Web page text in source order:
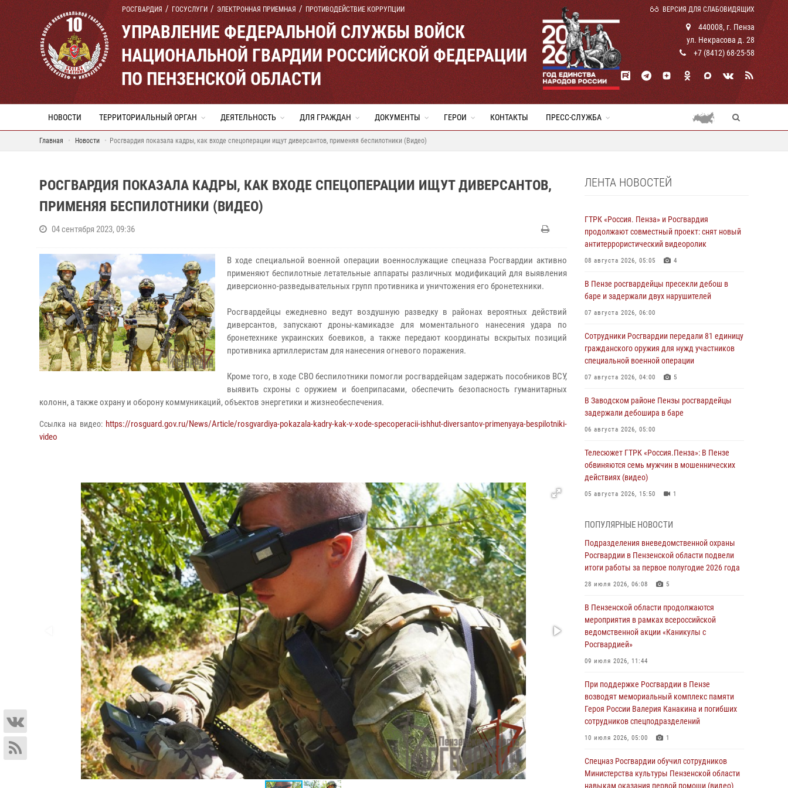
РОСГВАРДИЯ ГОСУСЛУГИ ЭЛЕКТРОННАЯ ПРИЕМНАЯ ПРОТИВОДЕЙСТВИЕ КОРРУПЦИИ ВЕРСИЯ ДЛЯ СЛАБОВИДЯЩИХ
УПРАВЛЕНИЕ ФЕДЕРАЛЬНОЙ СЛУЖБЫ ВОЙСК
НАЦИОНАЛЬНОЙ ГВАРДИИ РОССИЙСКОЙ ФЕДЕРАЦИИ
ПО ПЕНЗЕНСКОЙ ОБЛАСТИ
440008, г. Пенза
ул. Некрасова д. 28
+7 (8412) 68-25-58
НОВОСТИ ТЕРРИТОРИАЛЬНЫЙ ОРГАН ДЕЯТЕЛЬНОСТЬ ДЛЯ ГРАЖДАН ДОКУМЕНТЫ ГЕРОИ КОНТАКТЫ ПРЕСС-СЛУЖБА
Главная Новости Росгвардия показала кадры, как входе спецоперации ищут диверсантов, применяя беспилотники (Видео)
РОСГВАРДИЯ ПОКАЗАЛА КАДРЫ, КАК ВХОДЕ СПЕЦОПЕРАЦИИ ИЩУТ ДИВЕРСАНТОВ,
ПРИМЕНЯЯ БЕСПИЛОТНИКИ (ВИДЕО)
04 сентября 2023, 09:36
В ходе специальной военной операции военнослужащие спецназа Росгвардии активно
применяют беспилотные летательные аппараты различных модификаций для выявления
диверсионно-разведывательных групп противника и уничтожения его бронетехники.
Росгвардейцы ежедневно ведут воздушную разведку в районах вероятных действий
диверсантов, запускают дроны-камикадзе для моментального нанесения удара по
бронетехнике украинских боевиков, а также передают координаты вскрытых позиций
противника артиллеристам для нанесения огневого поражения.
Кроме того, в ходе СВО беспилотники помогли росгвардейцам задержать пособников ВСУ,
выявить схроны с оружием и боеприпасами, обеспечить безопасность гуманитарных
колонн, а также охрану и оборону коммуникаций, объектов энергетики и жизнеобеспечения.
Ссылка на видео: https://rosguard.gov.ru/News/Article/rosgvardiya-pokazala-kadry-kak-v-xode-specoperacii-ishhut-diversantov-primenyaya-bespilotniki-
video
ЛЕНТА НОВОСТЕЙ
ГТРК «Россия. Пенза» и Росгвардия
продолжают совместный проект: снят новый
антитеррористический видеоролик
08 августа 2026, 05:05 4
В Пензе росгвардейцы пресекли дебош в
баре и задержали двух нарушителей
07 августа 2026, 06:00
Сотрудники Росгвардии передали 81 единицу
гражданского оружия для нужд участников
специальной военной операции
07 августа 2026, 04:00 5
В Заводском районе Пензы росгвардейцы
задержали дебошира в баре
06 августа 2026, 05:00
Телесюжет ГТРК «Россия.Пенза»: В Пензе
обвиняются семь мужчин в мошеннических
действиях (видео)
05 августа 2026, 15:50 1
легендарного генерала Яковлева
05 августа 2026, 07:00
Сотрудники пензенского ОМОН «Страж»
познакомили участников сборов «Гвардеец»
05 августа 2026, 06:15 6
В Пензе сотрудники Росгвардии оказали
помощь дезориентированному пенсионеру
05 августа 2026, 04:00
В Пензе при силовой поддержке Росгвардии
пресечена деятельность ОПГ,
маскировавшейся под реабилитационный
центр (видео)
04 августа 2026, 07:05
В Управлении Росгвардии по Пензенской
области подвели итоги работы за первое
ПОПУЛЯРНЫЕ НОВОСТИ
Подразделения вневедомственной охраны
Росгвардии в Пензенской области подвели
итоги работы за первое полугодие 2026 года
28 июля 2026, 06:08 5
В Пензенской области продолжаются
мероприятия в рамках всероссийской
ведомственной акции «Каникулы с
Росгвардией»
09 июля 2026, 11:44
При поддержке Росгвардии в Пензе
возводят мемориальный комплекс памяти
Героя России Валерия Канакина и погибших
сотрудников спецподразделений
10 июля 2026, 05:00 1
Спецназ Росгвардии обучил сотрудников
Министерства культуры Пензенской области
навыкам оказания первой помощи (видео)